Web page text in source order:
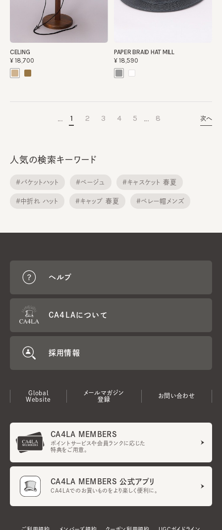
CELING
¥18,700
PAPER BRAID HAT MILL
¥18,590
… 1 2 3 4 5 … 8 次へ
人気の検索キーワード
#バケットハット #ベージュ #キャスケット 春夏
#中折れ ハット #キャップ 春夏 #ベレー帽メンズ
ヘルプ
CA4LAについて
採用情報
Global
Website
メールマガジン
登録
お問い合わせ
CA4LA MEMBERS
ポイントサービスや会員ランクに応じた
特典をご用意。
CA4LA MEMBERS 公式アプリ
CA4LAでのお買いものをより楽しく便利に。